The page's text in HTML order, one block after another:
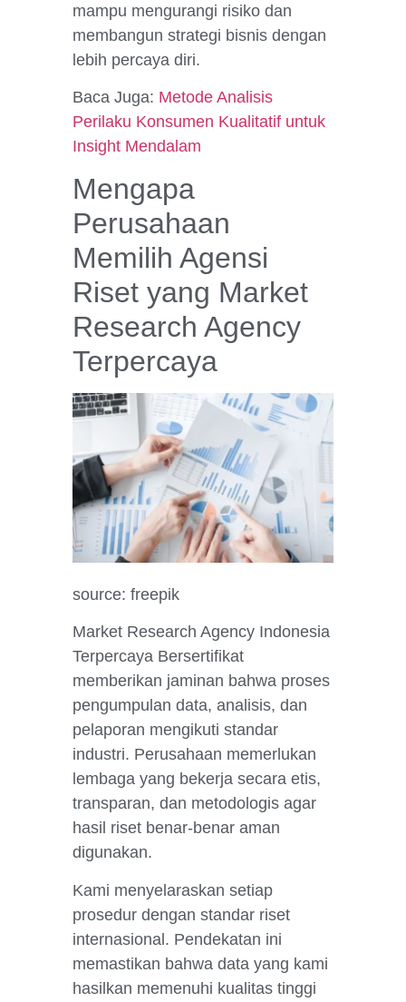
mampu mengurangi risiko dan
membangun strategi bisnis dengan
lebih percaya diri.
Baca Juga: Metode Analisis
Perilaku Konsumen Kualitatif untuk
Insight Mendalam
Mengapa
Perusahaan
Memilih Agensi
Riset yang Market
Research Agency
Terpercaya
source: freepik
Market Research Agency Indonesia
Terpercaya Bersertifikat
memberikan jaminan bahwa proses
pengumpulan data, analisis, dan
pelaporan mengikuti standar
industri. Perusahaan memerlukan
lembaga yang bekerja secara etis,
transparan, dan metodologis agar
hasil riset benar-benar aman
digunakan.
Kami menyelaraskan setiap
prosedur dengan standar riset
internasional. Pendekatan ini
memastikan bahwa data yang kami
hasilkan memenuhi kualitas tinggi